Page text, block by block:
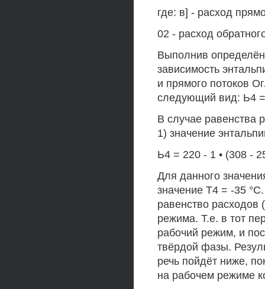
где: в] - расход
02 - расход
Выполнив
зависимость
и прямого потоков
следующий вид: Ь4
В случае равенства
1) значение
Ь4 = 220 - 1 • (308 -
Для данного
значение Т4 = -35
равенство расходов
режима. Т.е. в тот
рабочий режим, и
твёрдой фазы.
речь пойдёт ниже,
на рабочем режиме